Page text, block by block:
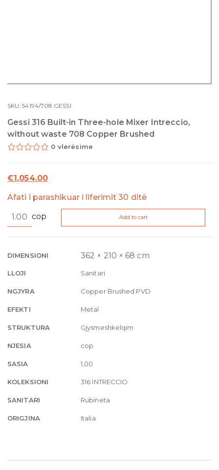
SKU:54194/708 GESSI
Gessi 316 Built-in Three-hole Mixer Intreccio,
without waste 708 Copper Brushed
0 vlerësime
€1,054.00
Afati i parashikuar i liferimit 30 ditë
316
Three-
Mixer
Intreccio,
waste
708
Brushed
quantity
cop Add to cart
DIMENSIONI 362 × 210 × 68 cm
LLOJI Sanitari
NGJYRA Copper Brushed PVD
EFEKTI Metal
STRUKTURA Gjysmeshkelqim
NJESIA cop
SASIA 1,00
KOLEKSIONI 316 INTRECCIO
SANITARI Rubineta
ORIGJINA Italia